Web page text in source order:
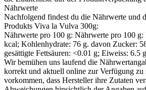
Nährwerte
Nachfolgend findest du die Nährwerte und
Produkts Viva la Vulva 300g:
Nährwerte pro 100 g: Nährwerte pro 100 g:
kcal; Kohlenhydrate: 76 g. davon Zucker:
gesättigte Fettsäuren: <0.01 g; Eiweiss: 6.5
Wir bemühen uns laufend die
korrekt und aktuell online zur Verfügung zu
vorkommen, dass Hersteller ihre Zutaten